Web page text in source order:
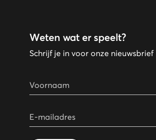
Weten wat er speelt?
Schrijf je in voor onze nieuwsbrief
Voornaam
E-mailadres